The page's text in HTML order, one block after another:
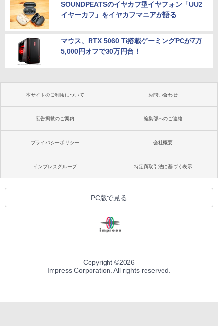
SOUNDPEATSのイヤカフ型イヤフォン「UU2
イヤーカフ」をイヤカフマニアが語る
マウス、RTX 5060 Ti搭載ゲーミングPCが7万
5,000円オフで30万円台！
本サイトのご利用について お問い合わせ
広告掲載のご案内 編集部へのご連絡
プライバシーポリシー 会社概要
インプレスグループ 特定商取引法に基づく表示
PC版で見る
Copyright ©2026
Impress Corporation. All rights reserved.